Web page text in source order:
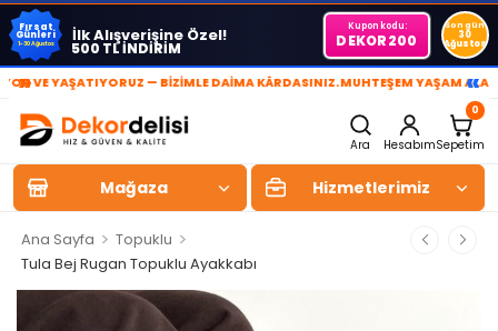
Fırsat
Günleri
1-30 Ağustos İlk Alışverişine Özel!
500 TL İNDİRİM
Kupon kodu:
DEKOR200
Son gün
30
Ağustos
»
YAŞATIYORUZ — BİZİMLE DAİMA KÂRDASINIZ.MUHTEŞEM YAŞAM «
Ara Hesabım
0
Sepetim
Mağaza Hizmetlerimiz
Ana Sayfa > Topuklu >
Tula Bej Rugan Topuklu Ayakkabı